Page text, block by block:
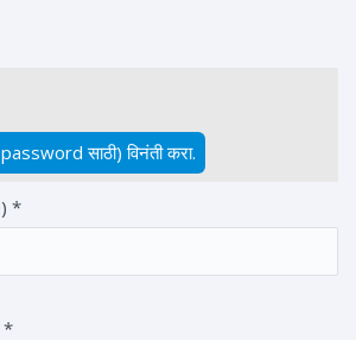
password साठी) विनंती करा.
*
*